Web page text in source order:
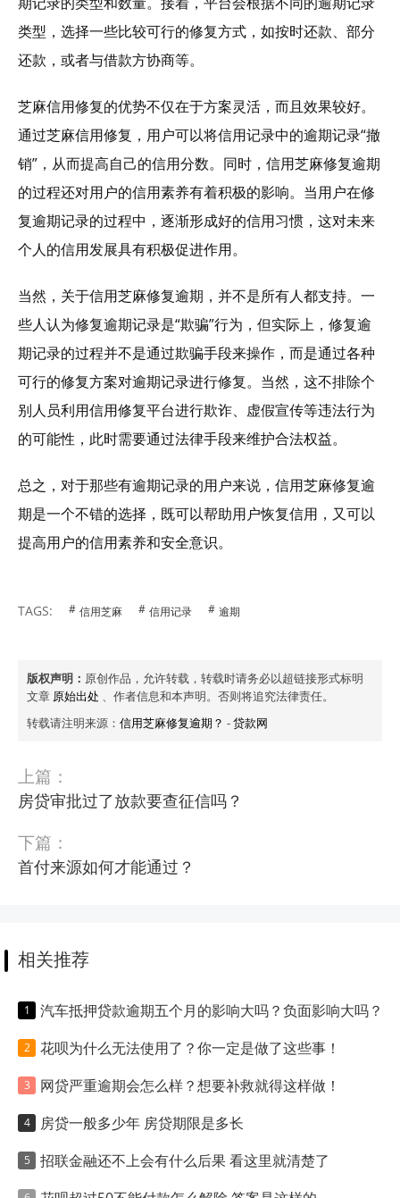
类型，选择一些比较可行的修复方式，如按时还款、部分
还款，或者与借款方协商等。
芝麻信用修复的优势不仅在于方案灵活，而且效果较好。
通过芝麻信用修复，用户可以将信用记录中的逾期记录“撤
销”，从而提高自己的信用分数。同时，信用芝麻修复逾期
的过程还对用户的信用素养有着积极的影响。当用户在修
复逾期记录的过程中，逐渐形成好的信用习惯，这对未来
个人的信用发展具有积极促进作用。
当然，关于信用芝麻修复逾期，并不是所有人都支持。一
些人认为修复逾期记录是“欺骗”行为，但实际上，修复逾
期记录的过程并不是通过欺骗手段来操作，而是通过各种
可行的修复方案对逾期记录进行修复。当然，这不排除个
别人员利用信用修复平台进行欺诈、虚假宣传等违法行为
的可能性，此时需要通过法律手段来维护合法权益。
总之，对于那些有逾期记录的用户来说，信用芝麻修复逾
期是一个不错的选择，既可以帮助用户恢复信用，又可以
提高用户的信用素养和安全意识。
TAGS: 信用芝麻 信用记录 逾期
版权声明： 原创作品，允许转载，转载时请务必以超链接形式标明
文章 原始出处 、作者信息和本声明。否则将追究法律责任。
转载请注明来源： 信用芝麻修复逾期？ -贷款网
上篇：
房贷审批过了放款要查征信吗？
下篇：
首付来源如何才能通过？
相关推荐
汽车抵押贷款逾期五个月的影响大吗？负面影响大吗？
花呗为什么无法使用了？你一定是做了这些事！
网贷严重逾期会怎么样？想要补救就得这样做！
房贷一般多少年 房贷期限是多长
招联金融还不上会有什么后果 看这里就清楚了